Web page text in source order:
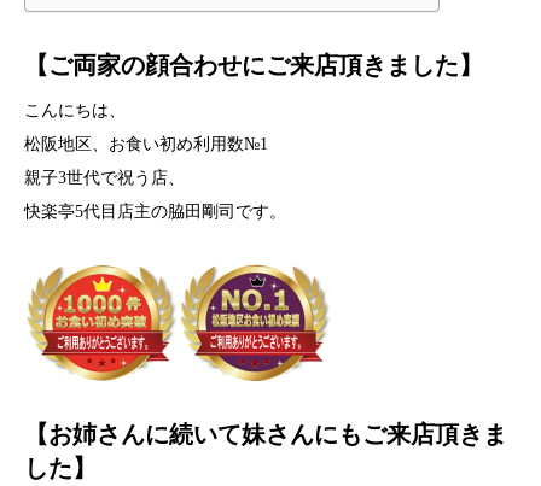
【ご両家の顔合わせにご来店頂きました】
こんにちは、
松阪地区、お食い初め利用数№1
親子3世代で祝う店、
快楽亭5代目店主の脇田剛司です。
【お姉さんに続いて妹さんにもご来店頂きま
した】